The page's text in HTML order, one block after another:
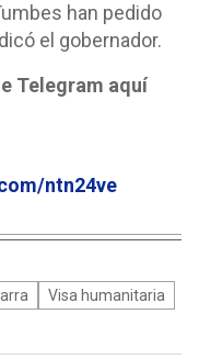
han pedido
el gobernador.
Telegram aquí
ntn24ve
Visa humanitaria